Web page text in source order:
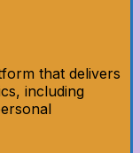
that delivers
including